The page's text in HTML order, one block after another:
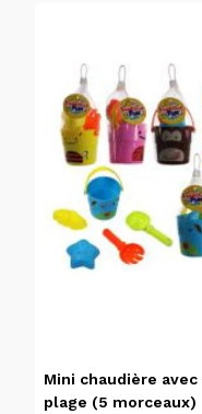
Mini chaudière
plage (5 morceaux)